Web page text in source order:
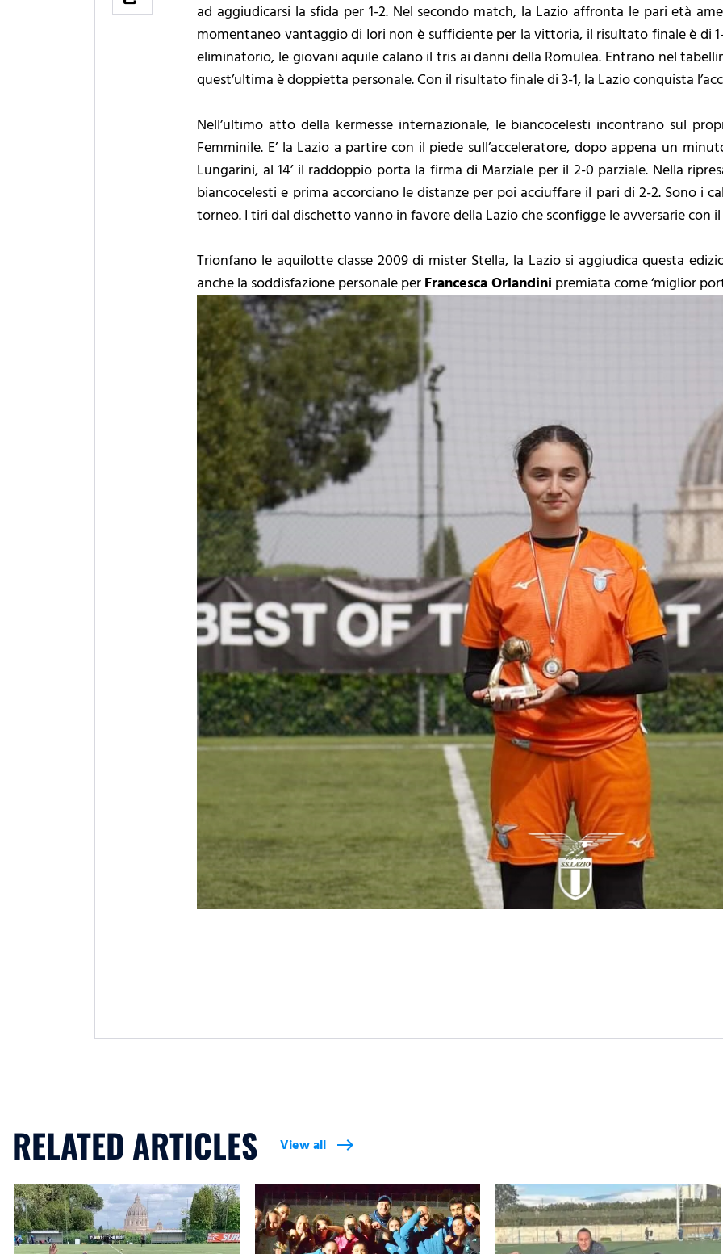
ad aggiudicarsi la sfida per 1-2. Nel secondo match, la Lazio affronta le pari età
momentaneo vantaggio di Iori non è sufficiente per la vittoria, il risultato finale è di
eliminatorio, le giovani aquile calano il tris ai danni della Romulea. Entrano nel
quest’ultima è doppietta personale. Con il risultato finale di 3-1, la Lazio conquista
Nell’ultimo atto della kermesse internazionale, le biancocelesti incontrano sul
Femminile. E’ la Lazio a partire con il piede sull’acceleratore, dopo appena un
Lungarini, al 14’ il raddoppio porta la firma di Marziale per il 2-0 parziale. Nella
biancocelesti e prima accorciano le distanze per poi acciuffare il pari di 2-2. Sono i
torneo. I tiri dal dischetto vanno in favore della Lazio che sconfigge le avversarie con
Trionfano le aquilotte classe 2009 di mister Stella, la Lazio si aggiudica questa
anche la soddisfazione personale perFrancesca Orlandini premiata come ‘miglior
RELATED ARTICLES View all east